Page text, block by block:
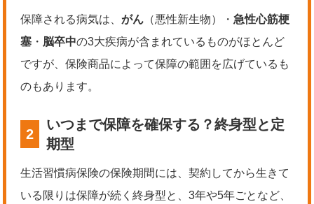
保障される病気は、 がん （悪性新生物）・ 急性心筋梗
塞 ・ 脳卒中の3大疾病が含まれているものがほとんど
ですが、保険商品によって保障の範囲を広げているも
のもあります。
2
いつまで保障を確保する？終身型と定
期型
生活習慣病保険の保険期間には、契約してから生きて
いる限りは保障が続く終身型と、3年や5年ごとなど、